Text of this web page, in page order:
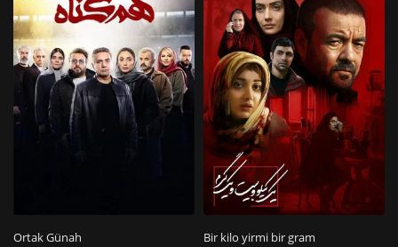
Ortak Günah Bir kilo yirmi bir gram